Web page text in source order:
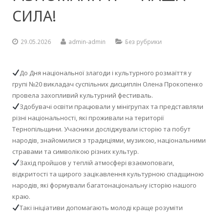
Навчальні кабінети
Майстерні та лабораторії
Бібліотека
Актова зала
Гуртожиток
Їдальня
Установчі документи
Мова освітнього процесу
Публічна інформація
Звіт директора
Соціально-психологічна служба
Художня самодіяльність
Інструкції з ОП
Henkel Баутехнік (Україна)
Фомальгаут-Полімін
Кваліфікаційний центр
Методичні комісії
Підвищення кваліфікації
Школа «Молодого педагога»
Атестація
Віртуальний методичний кабінет
Кухар. Пекар. Офіціант
Перукар (перукар-модельєр). Манікюрник
Штукатур. Лицювальник-плиточник. Маляр
(172) Телекомунікації та радіотехніка
Онлайн-анкета
Документи для вступу
Розклад вступних випробувань
Поради вступникам
Зайнятість аудиторій
Заміна уроків
Державна підсумкова атестація
Розмір плати за надання освітніх послуг
Державна кваліфікаційна атестація
Долучитися до партнерства
Проєкти та програми
Контакти
СИЛА!
29.05.2026 admin-admin Без рубрики
До Дня національної злагоди і культурного розмаїття у
групі №20 викладач суспільних дисциплін Олена Прокопенко
провела захопливий культурний фестиваль.
Здобувачі освіти працювали у мінігрупах та представляли
різні національності, які проживали на території
Тернопільщини. Учасники досліджували історію та побут
народів, знайомилися з традиціями, музикою, національними
стравами та символікою різних культур.
Захід пройшов у теплій атмосфері взаємоповаги,
відкритості та щирого зацікавлення культурною спадщиною
народів, які формували багатонаціональну історію нашого
краю.
Такі ініціативи допомагають молоді краще розуміти